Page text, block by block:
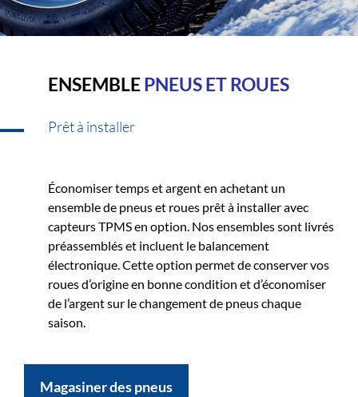
ENSEMBLEPNEUS ET ROUES
Prêt à installer
Économiser temps et argent en achetant un
ensemble de pneus et roues prêt à installer avec
capteurs TPMS en option. Nos ensembles sont livrés
préassemblés et incluent le balancement
électronique. Cette option permet de conserver vos
roues d’origine en bonne condition et d’économiser
de l’argent sur le changement de pneus chaque
saison.
Magasiner des pneus